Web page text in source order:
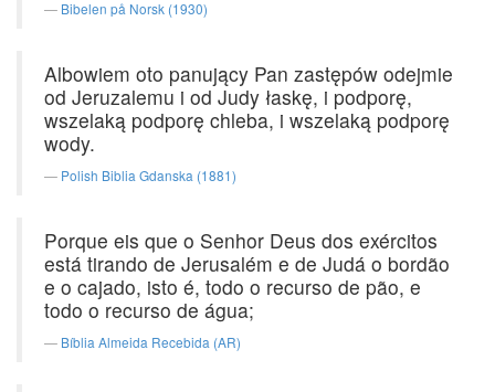
Bibelen på Norsk (1930)
Albowiem oto panujący Pan zastępów odejmie
od Jeruzalemu i od Judy łaskę, i podporę,
wszelaką podporę chleba, i wszelaką podporę
wody.
Polish Biblia Gdanska (1881)
Porque eis que o Senhor Deus dos exércitos
está tirando de Jerusalém e de Judá o bordão
e o cajado, isto é, todo o recurso de pão, e
todo o recurso de água;
Bíblia Almeida Recebida (AR)